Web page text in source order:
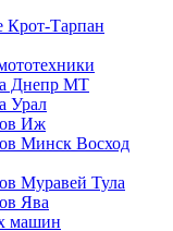
Крот-Тарпан
Днепр МТ
Урал
Иж
Минск Восход
Муравей Тула
Ява
машин